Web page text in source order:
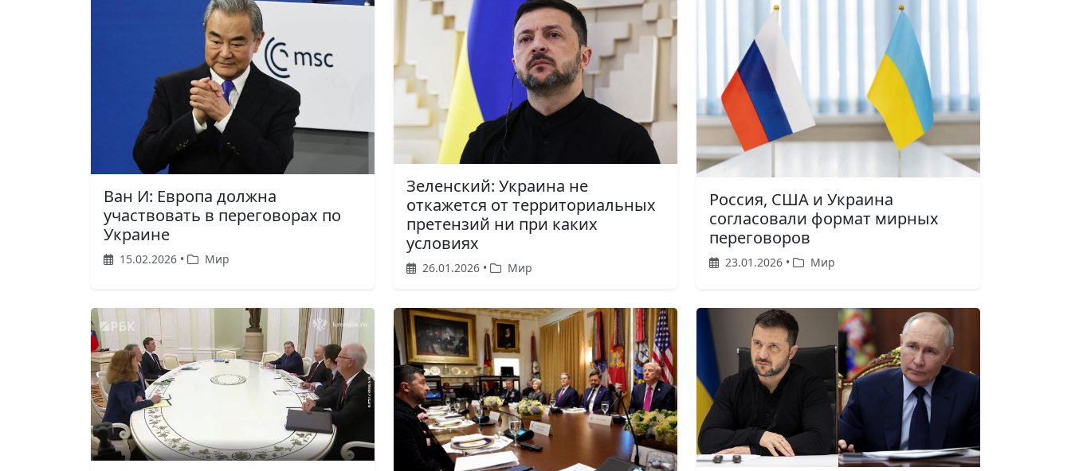
Ван И: Европа должна
участвовать в переговорах по
Украине
15.02.2026 • Мир
Зеленский: Украина не
откажется от территориальных
претензий ни при каких
условиях
26.01.2026 • Мир
Россия, США и Украина
согласовали формат мирных
переговоров
23.01.2026 • Мир